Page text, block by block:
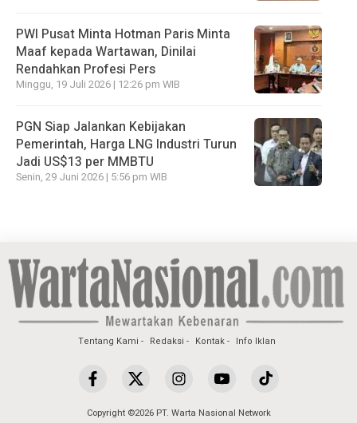
PWI Pusat Minta Hotman Paris Minta
Maaf kepada Wartawan, Dinilai
Rendahkan Profesi Pers
Minggu, 19 Juli 2026 | 12:26 pm WIB
PGN Siap Jalankan Kebijakan
Pemerintah, Harga LNG Industri Turun
Jadi US$13 per MMBTU
Senin, 29 Juni 2026 | 5:56 pm WIB
Tentang Kami Redaksi Kontak Info Iklan
Copyright ©2026 PT. Warta Nasional Network